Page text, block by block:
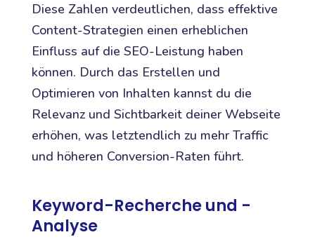
Diese Zahlen verdeutlichen, dass effektive
Content-Strategien einen erheblichen
Einfluss auf die SEO-Leistung haben
können. Durch das Erstellen und
Optimieren von Inhalten kannst du die
Relevanz und Sichtbarkeit deiner Webseite
erhöhen, was letztendlich zu mehr Traffic
und höheren Conversion-Raten führt.
Keyword-Recherche und -
Analyse